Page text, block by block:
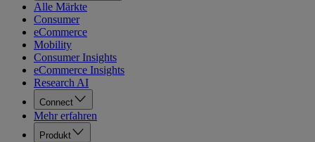
Alle Märkte
Consumer
eCommerce
Mobility
Consumer Insights
eCommerce Insights
Research AI
Connect
Mehr erfahren
Produkt